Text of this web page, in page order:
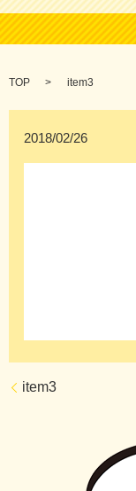
TOP item3
2018/02/26
item3